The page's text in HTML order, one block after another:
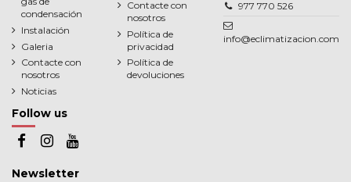
condensación
Instalación
Galeria
Contacte con
nosotros
Noticias
Contacte con
nosotros
Política de
privacidad
Política de
devoluciones
977 770 526
info@eclimatizacion.com
Follow us
Newsletter